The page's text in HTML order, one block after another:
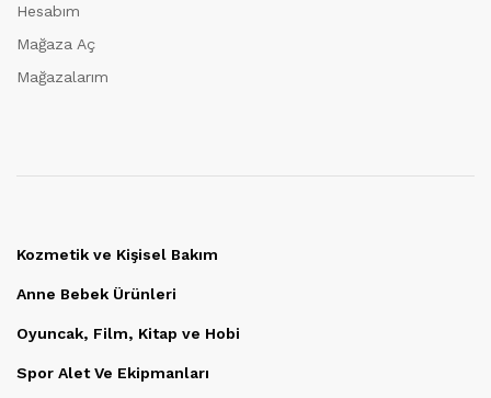
Hesabım
Mağaza Aç
Mağazalarım
Kozmetik ve Kişisel Bakım
Anne Bebek Ürünleri
Oyuncak, Film, Kitap ve Hobi
Spor Alet Ve Ekipmanları